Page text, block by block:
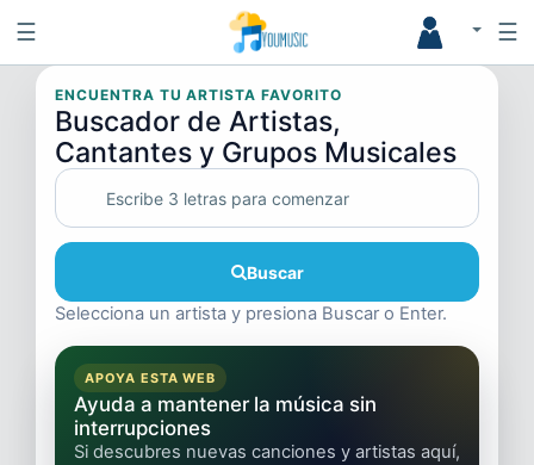
☰ ☰
ENCUENTRA TU ARTISTA FAVORITO
Buscador de Artistas,
Cantantes y Grupos Musicales
Buscar
Selecciona un artista y presiona Buscar o Enter.
APOYA ESTA WEB
Ayuda a mantener la música sin
interrupciones
Si descubres nuevas canciones y artistas aquí,